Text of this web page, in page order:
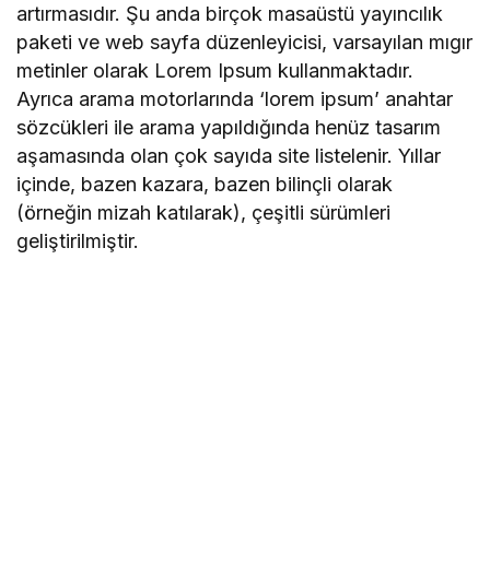
artırmasıdır. Şu anda birçok masaüstü yayıncılık
paketi ve web sayfa düzenleyicisi, varsayılan mıgır
metinler olarak Lorem Ipsum kullanmaktadır.
Ayrıca arama motorlarında ‘lorem ipsum’ anahtar
sözcükleri ile arama yapıldığında henüz tasarım
aşamasında olan çok sayıda site listelenir. Yıllar
içinde, bazen kazara, bazen bilinçli olarak
(örneğin mizah katılarak), çeşitli sürümleri
geliştirilmiştir.